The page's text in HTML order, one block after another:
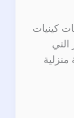
كينيات
التي